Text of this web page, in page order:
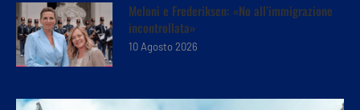
Meloni e Frederiksen: «No all’immigrazione
incontrollata»
10 Agosto 2026